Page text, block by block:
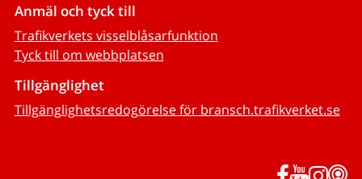
Anmäl och tyck till
Trafikverkets visselblåsarfunktion
Tyck till om webbplatsen
Tillgänglighet
Tillgänglighetsredogörelse för bransch.trafikverket.se
Facebook
YouTube